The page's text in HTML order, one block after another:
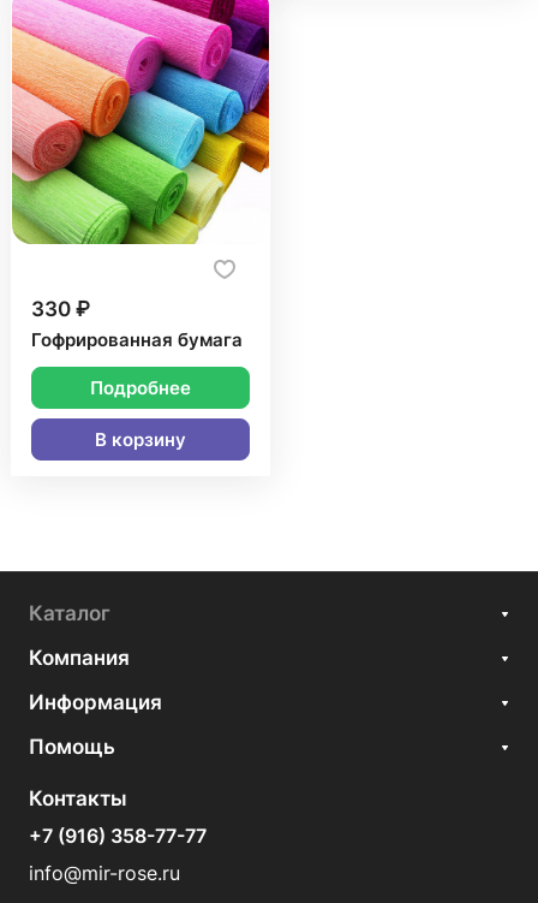
330 ₽
Гофрированная бумага
Подробнее
В корзину
Каталог
Компания
Информация
Помощь
Контакты
+7 (916) 358-77-77
info@mir-rose.ru